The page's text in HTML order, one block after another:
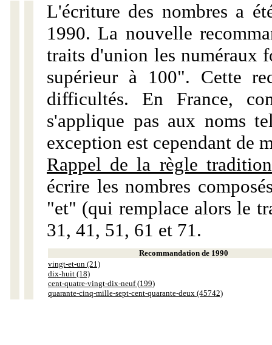
L'écriture des nombres a
1990. La nouvelle
traits d'union les numéraux
supérieur à 100". Cette
difficultés. En France,
s'applique pas aux noms
exception est cependant de
Rappel de la règle
écrire les nombres
"et" (qui remplace alors le
31, 41, 51, 61 et 71.
Recommandation de 1990
vingt-et-un (21)
dix-huit (18)
cent-quatre-vingt-dix-neuf (199)
quarante-cinq-mille-sept-cent-quarante-deux (45742)